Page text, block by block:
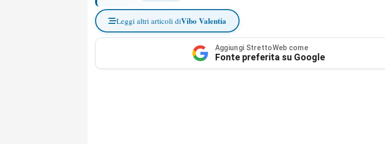
Leggi altri articoli diVibo Valentia
Aggiungi StrettoWeb come
Fonte preferita su Google